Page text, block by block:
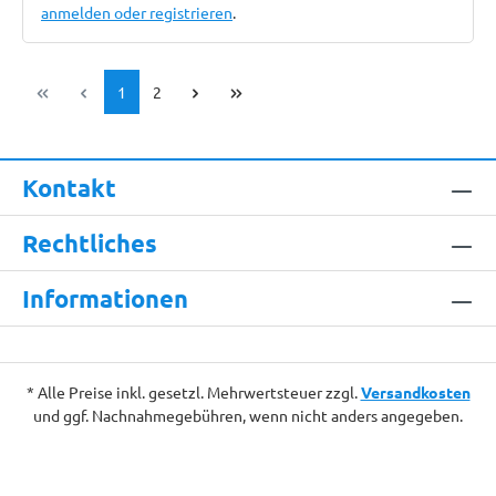
anmelden oder registrieren.
Seite
1 Seite
2
Kontakt
Rechtliches
Informationen
* Alle Preise inkl. gesetzl. Mehrwertsteuer zzgl.Versandkosten
und ggf. Nachnahmegebühren, wenn nicht anders angegeben.